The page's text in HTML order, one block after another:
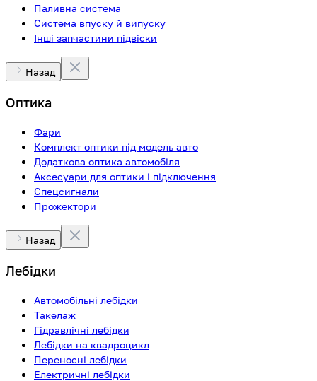
Паливна система
Система впуску й випуску
Інші запчастини підвіски
Назад
Оптика
Фари
Комплект оптики під модель авто
Додаткова оптика автомобіля
Аксесуари для оптики і підключення
Спецсигнали
Прожектори
Назад
Лебідки
Автомобільні лебідки
Такелаж
Гідравлічні лебідки
Лебідки на квадроцикл
Переносні лебідки
Електричні лебідки